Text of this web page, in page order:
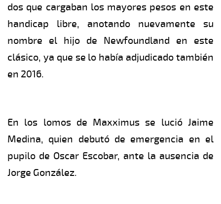
dos que cargaban los mayores pesos en este
handicap libre, anotando nuevamente su
nombre el hijo de Newfoundland en este
clásico, ya que se lo había adjudicado también
en 2016.
En los lomos de Maxximus se lució Jaime
Medina, quien debutó de emergencia en el
pupilo de Oscar Escobar, ante la ausencia de
Jorge González.